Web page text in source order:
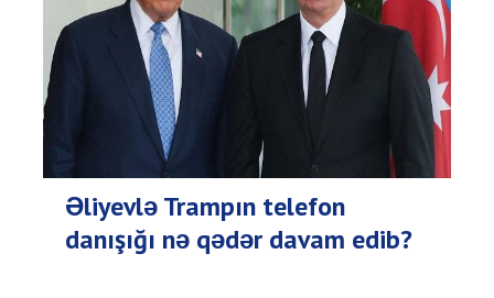
Əliyevlə Trampın telefon
danışığı nə qədər davam edib?